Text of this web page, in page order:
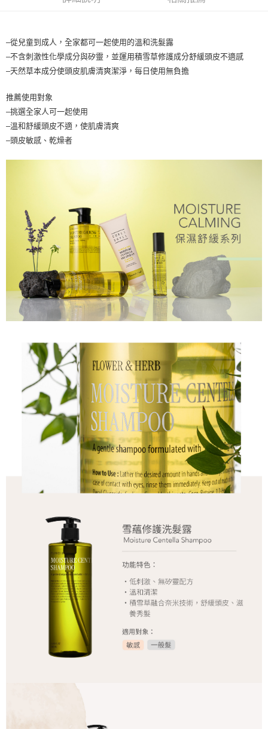
【注意事項】
1.本服務係由「台灣大哥大股份有限公司」（以下簡稱本公司）所提供，讓
用戶於交易時，得透過本服務購買商品或服務，並由商店將買賣／分期付款
2.基於同意付款使用「大哥付你分期」之契約關係目的，商店將以您的個人
資料（包含姓名、電話或地址）提供予台灣大哥大進項蒐集、處理及利用，
由本公司與您本人進行分期帳單所需資料之確認、核對及更正。
3.完整用戶服務條款，請詳閱以下連結：
每筆NT$65，滿NT$1,699(含以上)免運費
每筆NT$65，滿NT$1,699(含以上)免運費
付款後7-11取貨
每筆NT$80，滿NT$1,699(含以上)免運費
宅配-離島
每筆NT$100
–從兒童到成人，全家都可一起使用的溫和洗髮露
–不含刺激性化學成分與矽靈，並運用積雪草修護成分舒緩頭皮不適感
–天然草本成分使頭皮肌膚清爽潔淨，每日使用無負擔
推薦使用對象
–挑選全家人可一起使用
–溫和舒緩頭皮不適，使肌膚清爽
–頭皮敏感、乾燥者